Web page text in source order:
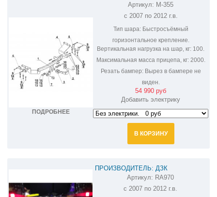
ПОДРОБНЕЕ
ФАРКОП НА MITSUBISHI OUTLANDER
XL M-355
Артикул: M-355
с 2007 по 2012 г.в.
Тип шара:Быстросъёмный
горизонтальное крепление.
Вертикальная нагрузка на шар, кг: 100.
Максимальная масса прицепа, кг:2000.
Резать бампер:Вырез в бампере не
виден.
54 990 руб
Добавить электрику
В КОРЗИНУ
ПРОИЗВОДИТЕЛЬ: ДЗК
ФАРКОП НА MITSUBISHI OUTLANDER
RA970
Артикул: RA970
с 2007 по 2012 г.в.